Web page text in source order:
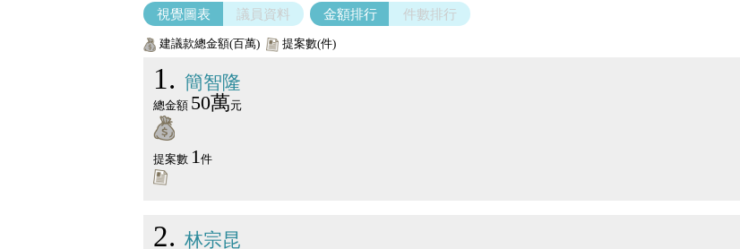
視覺圖表 議員資料 金額排行 件數排行
建議款總金額(百萬) 提案數(件)
1 簡智隆
總金額 50萬元
提案數 1件
2 林宗昆